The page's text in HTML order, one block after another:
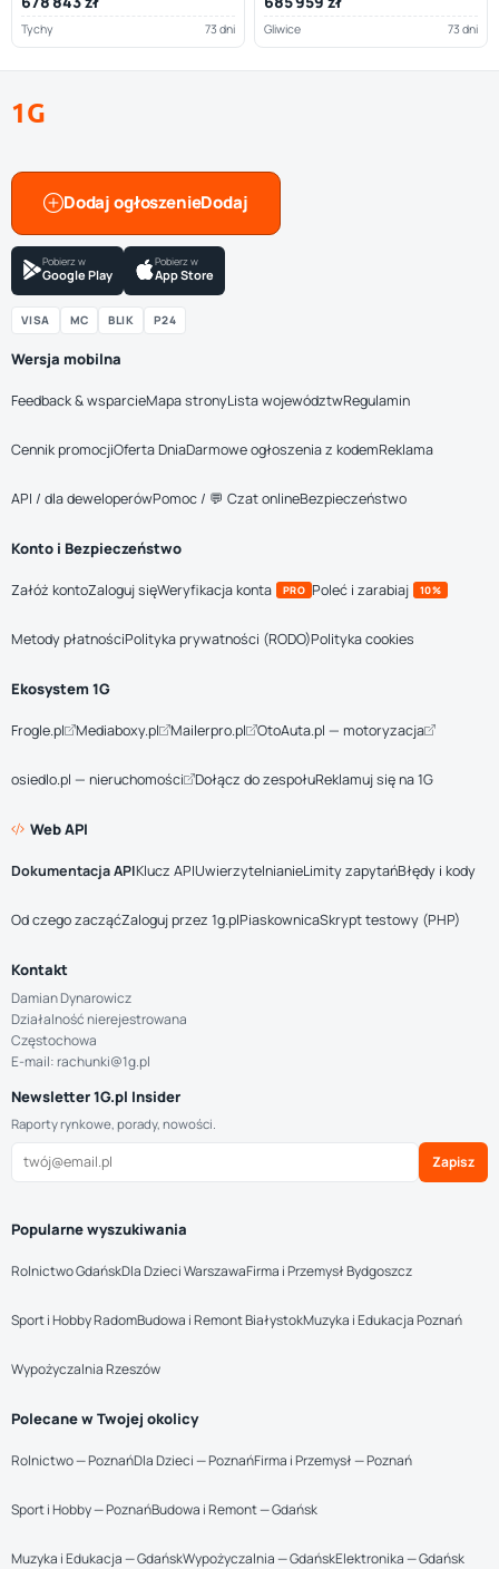
Tychy 73 dni Gliwice 73 dni
1G
Dodaj ogłoszenie
Pobierz w
Google Play
Pobierz w
App Store
VISA MC BLIK P24
Wersja mobilna
Feedback & wsparcieMapa stronyLista województwRegulamin
Cennik promocjiOferta DniaDarmowe ogłoszenia z kodemReklama
API / dla deweloperówPomoc / 💬 Czat onlineBezpieczeństwo
Konto i Bezpieczeństwo
Załóż kontoZaloguj sięWeryfikacja konta PRO Poleć i zarabiaj 10%
Metody płatnościPolityka prywatności (RODO)Polityka cookies
Ekosystem 1G
Frogle.pl Mediaboxy.pl Mailerpro.pl OtoAuta.pl — motoryzacja
osiedlo.pl — nieruchomości Dołącz do zespołuReklamuj się na 1G
Web API
Dokumentacja APIKlucz APIUwierzytelnianieLimity zapytańBłędy i kody
Od czego zacząćZaloguj przez 1g.plPiaskownicaSkrypt testowy (PHP)
Kontakt
Damian Dynarowicz
Działalność nierejestrowana
Częstochowa
E-mail: rachunki@1g.pl
Newsletter 1G.pl Insider
Raporty rynkowe, porady, nowości.
Zapisz
Popularne wyszukiwania
Rolnictwo GdańskDla Dzieci WarszawaFirma i Przemysł Bydgoszcz
Sport i Hobby RadomBudowa i Remont BiałystokMuzyka i Edukacja Poznań
Wypożyczalnia Rzeszów
Polecane w Twojej okolicy
Rolnictwo — PoznańDla Dzieci — PoznańFirma i Przemysł — Poznań
Sport i Hobby — PoznańBudowa i Remont — Gdańsk
Muzyka i Edukacja — GdańskWypożyczalnia — GdańskElektronika — Gdańsk